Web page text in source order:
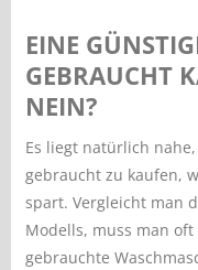
EINE
GEBRAUCHT
NEIN?
Es liegt natürlich
gebraucht zu kaufen,
spart. Vergleicht man
Modells, muss man
gebrauchte